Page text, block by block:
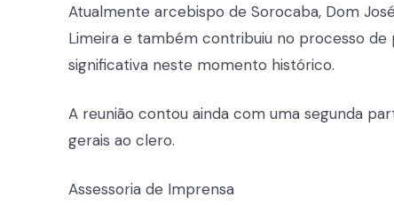
Atualmente arcebispo de Sorocaba, Dom
Limeira e também contribuiu no processo de
significativa neste momento histórico.
A reunião contou ainda com uma segunda
gerais ao clero.
Assessoria de Imprensa